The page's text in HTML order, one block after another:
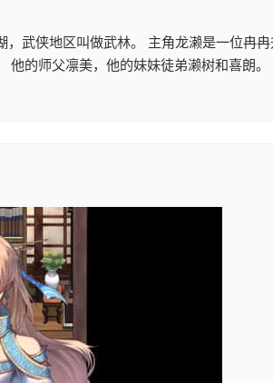
武侠地区叫做武林。 主角龙濑是一位冉
的师父凛美，他的妹妹徒弟濑树和喜朗。